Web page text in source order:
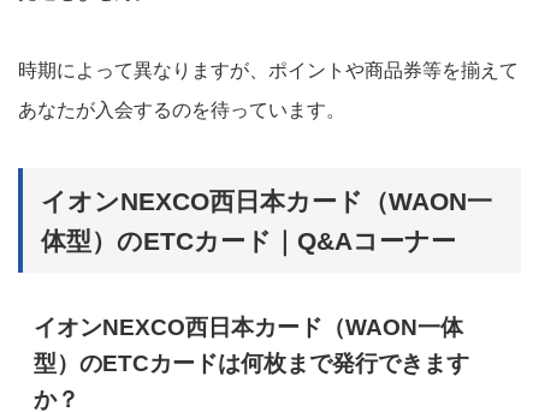
時期によって異なりますが、ポイントや商品券等を揃えて
あなたが入会するのを待っています。
イオンNEXCO西日本カード（WAON一
体型）のETCカード｜Q&Aコーナー
イオンNEXCO西日本カード（WAON一体
型）のETCカードは何枚まで発行できます
か？